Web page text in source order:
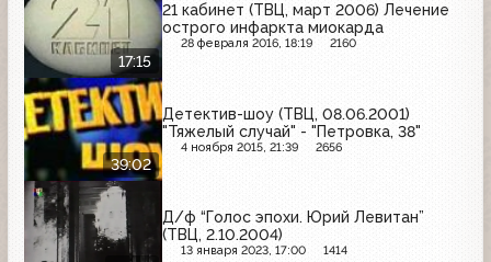
17:15
21 кабинет (ТВЦ, март 2006) Лечение
острого инфаркта миокарда
28 февраля 2016, 18:19 2160
39:02
Детектив-шоу (ТВЦ, 08.06.2001)
"Тяжелый случай" - "Петровка, 38"
4 ноября 2015, 21:39 2656
Д/ф “Голос эпохи. Юрий Левитан”
(ТВЦ, 2.10.2004)
13 января 2023, 17:00 1414